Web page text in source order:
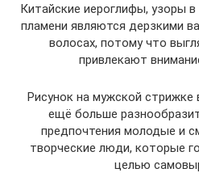
Китайские иероглифы, узоры
пламени являются дерзкими
волосах, потому что
привлекают
Рисунок на мужской стрижке
ещё больше
предпочтения молодые и
творческие люди, которые
целью